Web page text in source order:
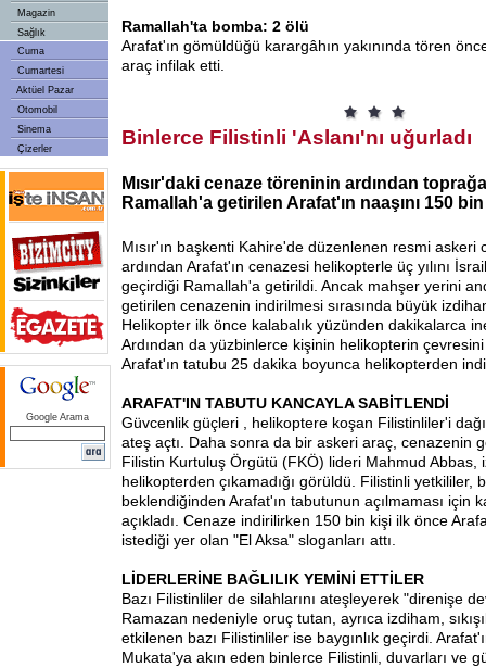
Magazin
Sağlık
Cuma
Cumartesi
Aktüel Pazar
Otomobil
Sinema
Çizerler
Google Arama
Ramallah'ta bomba: 2 ölü
Arafat'ın gömüldüğü karargâhın yakınında tören
araç infilak etti.
Binlerce Filistinli 'Aslanı'nı uğurladı
Mısır'daki cenaze töreninin ardından
Ramallah'a getirilen Arafat'ın naaşını 150
Mısır'ın başkenti Kahire'de düzenlenen resmi askeri
ardından Arafat'ın cenazesi helikopterle üç yılını
geçirdiği Ramallah'a getirildi. Ancak mahşer yerini
getirilen cenazenin indirilmesi sırasında büyük
Helikopter ilk önce kalabalık yüzünden dakikalarca
Ardından da yüzbinlerce kişinin helikopterin
Arafat'ın tatubu 25 dakika boyunca helikopterden
ARAFAT'IN TABUTU KANCAYLA SABİTLENDİ
Güvcenlik güçleri , helikoptere koşan Filistinliler'i
ateş açtı. Daha sonra da bir askeri araç, cenazenin
Filistin Kurtuluş Örgütü (FKÖ) lideri Mahmud Abbas,
helikopterden çıkamadığı görüldü. Filistinli yetkililer,
beklendiğinden Arafat'ın tabutunun açılmaması için
açıkladı. Cenaze indirilirken 150 bin kişi ilk önce
istediği yer olan "El Aksa" sloganları attı.
LİDERLERİNE BAĞLILIK YEMİNİ ETTİLER
Bazı Filistinliler de silahlarını ateşleyerek "direnişe
Ramazan nedeniyle oruç tutan, ayrıca izdiham,
etkilenen bazı Filistinliler ise baygınlık geçirdi.
Mukata'ya akın eden binlerce Filistinli, duvarları ve